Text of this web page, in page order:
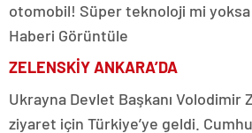
otomobil! Süper teknoloji mi
Haberi Görüntüle
ZELENSKİY ANKARA’DA
Ukrayna Devlet Başkanı Volodimir
ziyaret için Türkiye’ye geldi.